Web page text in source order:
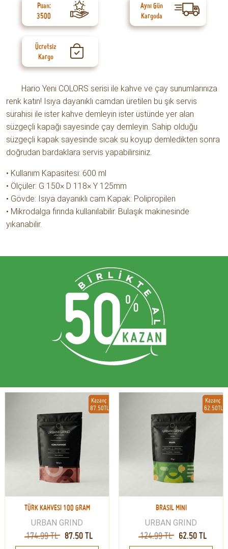
Puan:
3500
Aynı Gün
Kargoda
Ücretsiz
Kargo
Hario Yeni COLORS serisi ile kahve ve çay sunumlarınıza
renk katın! Isıya dayanıklı camdan üretilen bu şık servis
sürahisi ile ister kahve demleyin ister üstünde yer alan
süzgeçli kapağı sayesinde çay demleyin. Sahip olduğu
süzgeçli kapak sayesinde sıcak su koyup demledikten sonra
doğrudan bardaklara servis yapabilirsiniz.
• Kullanım Kapasitesi: 600 ml
• Ölçüler: G 150× D 118× Y 125mm
• Gövde: Isıya dayanıklı cam Kapak: Polipropilen
• Mikrodalga fırında kullanılabilir. Bulaşık makinesinde
yıkanabilir.
Kazanç
87.50TL
TÜRK KAHVESI 100 GRAM
URBAN GRIND
174.99 TL 87.50 TL
Kazanç
62.50TL
BRASIL MINI
URBAN GRIND
124.99 TL 62.50 TL